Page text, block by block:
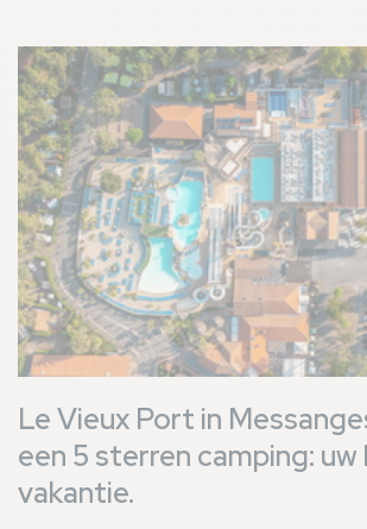
Afbeelding
Le Vieux Port in
een 5 sterren camping:
vakantie.